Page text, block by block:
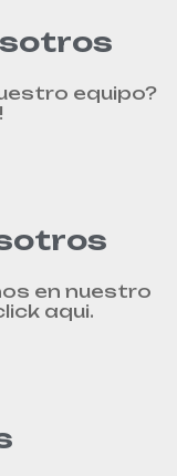
equipo?
en nuestro
aqui.